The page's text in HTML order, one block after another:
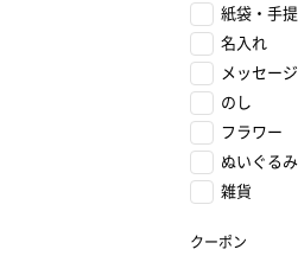
紙袋・手
名入れ
メッセー
のし
フラワー
ぬいぐるみ
雑貨
クーポン